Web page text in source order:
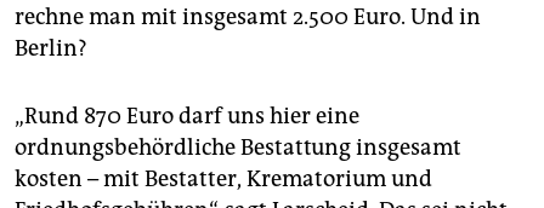
rechne man mit insgesamt 2.500 Euro. Und in
Berlin?
„Rund 870 Euro darf uns hier eine
ordnungsbehördliche Bestattung insgesamt
kosten – mit Bestatter, Krematorium und